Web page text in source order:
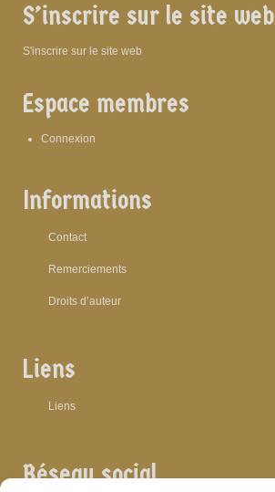
S’inscrire sur le site web
S'inscrire sur le site web
Espace membres
Connexion
Informations
Contact
Remerciements
Droits d’auteur
Liens
Liens
Réseau social